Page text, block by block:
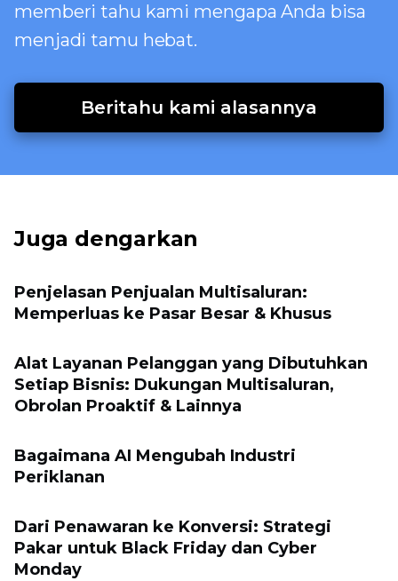
memberi tahu kami mengapa Anda bisa
menjadi tamu hebat.
Beritahu kami alasannya
Juga dengarkan
Penjelasan Penjualan Multisaluran:
Memperluas ke Pasar Besar & Khusus
Alat Layanan Pelanggan yang Dibutuhkan
Setiap Bisnis: Dukungan Multisaluran,
Obrolan Proaktif & Lainnya
Bagaimana AI Mengubah Industri
Periklanan
Dari Penawaran ke Konversi: Strategi
Pakar untuk Black Friday dan Cyber ​​
Monday